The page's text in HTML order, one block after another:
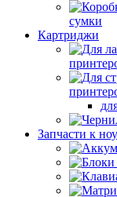
сумки
Картриджи
Запчасти к